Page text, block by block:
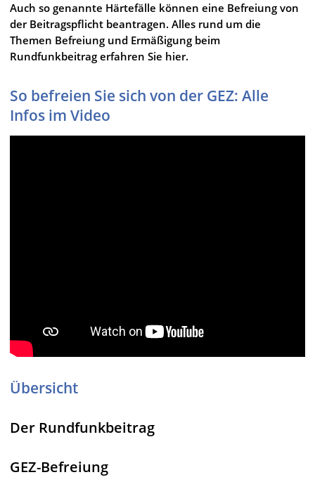
Auch so genannte Härtefälle können eine Befreiung von
der Beitragspflicht beantragen. Alles rund um die
Themen Befreiung und Ermäßigung beim
Rundfunkbeitrag erfahren Sie hier.
So befreien Sie sich von der GEZ: Alle
Infos im Video
Übersicht
Der Rundfunkbeitrag
GEZ-Befreiung